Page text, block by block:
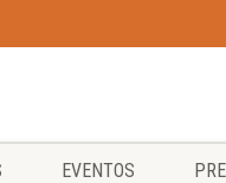
EVENTOS